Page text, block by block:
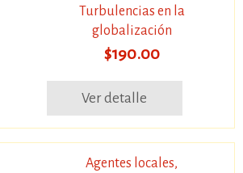
Turbulencias en la
globalización
$190.00
Ver detalle
Agentes locales,